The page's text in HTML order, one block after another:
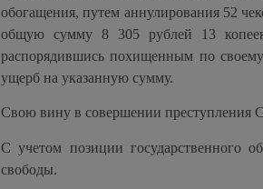
обогащения, путем аннулирования 52
общую сумму 8 305 рублей 13
распорядившись похищенным по
ущерб на указанную сумму.
Свою вину в совершении преступления
С учетом позиции государственного
свободы.